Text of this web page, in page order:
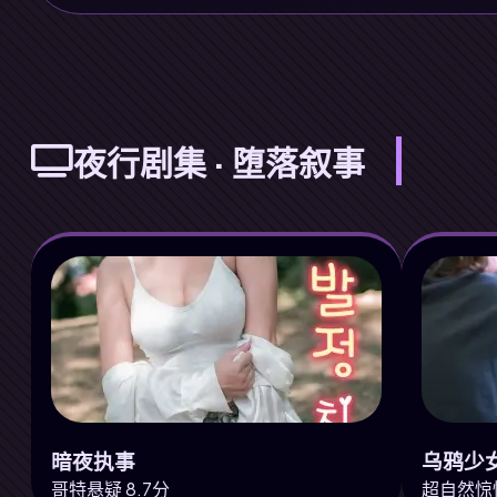
夜行剧集 · 堕落叙事
暗夜执事
哥特悬疑 8.7分
乌鸦少
超自然惊